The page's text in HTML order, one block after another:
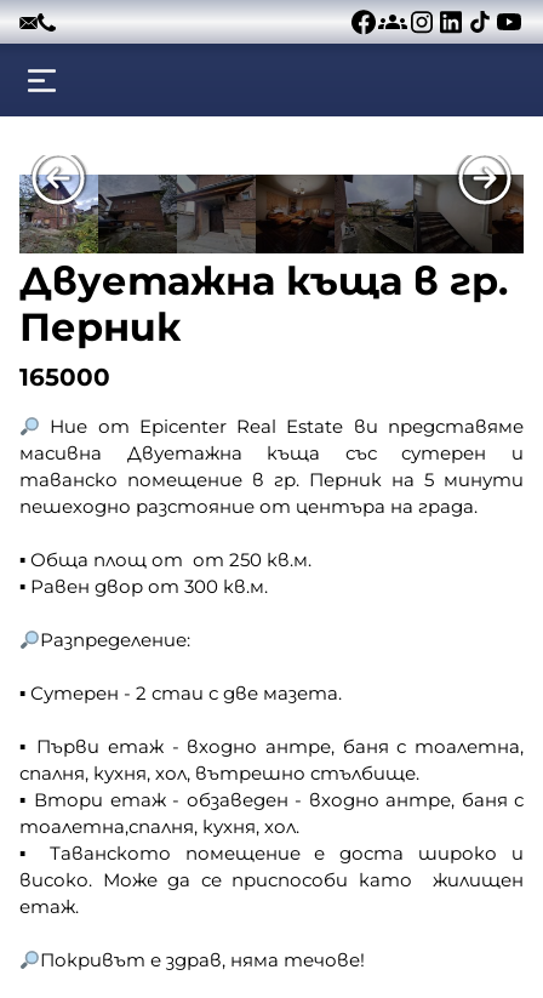
Към съдържанието
Двуетажна къща в гр.
Перник
165000
Ние от Epicenter Real Estate ви представяме
масивна Двуетажна къща със сутерен и
таванско помещение в гр. Перник на 5 минути
пешеходно разстояние от центъра на града.
▪︎ Обща площ от от 250 кв.м.
▪︎ Равен двор от 300 кв.м.
Разпределение:
▪︎ Сутерен - 2 стаи с две мазета.
▪︎ Първи етаж - входно антре, баня с тоалетна,
спалня, кухня, хол, вътрешно стълбище.
▪︎ Втори етаж - обзаведен - входно антре, баня с
тоалетна,спалня, кухня, хол.
▪︎ Таванското помещение е доста широко и
високо. Може да се приспособи като жилищен
етаж.
Покривът е здрав, няма течове!